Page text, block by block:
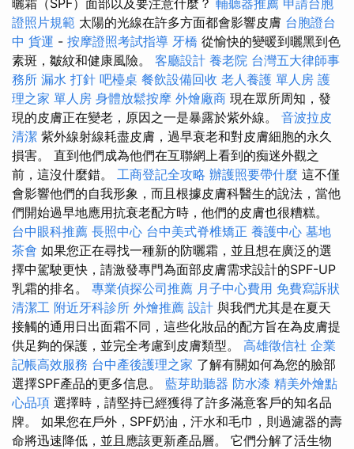
曬霜（SPF）面部以及要注意什麼？ 輔聽器推薦 申請台胞
證照片規範 太陽的光線在許多方面都會影響皮膚 台胞證台
中 貨運 - 按摩證照考試指導 牙橋 從愉快的變暖到曬黑到色
素斑，皺紋和健康風險。 客廳設計 養老院 台灣五大律師事
務所 漏水 打針 吧檯桌 餐飲設備回收 老人養護 單人房 護
理之家 單人房 身體放鬆按摩 外燴廠商 現在眾所周知，發
現的皮膚正在變老，原因之一是暴露於紫外線。 音波拉皮
清潔 紫外線射線耗盡皮膚，過早衰老和對皮膚細胞的永久
損害。 直到他們成為他們在互聯網上看到的痴迷外觀之
前，這沒什麼錯。 工商登記全攻略 辦護照要帶什麼 這不僅
會影響他們的自我形象，而且根據皮膚科醫生的說法，當他
們開始過早地應用抗衰老配方時，他們的皮膚也很糟糕。
台中眼科推薦 長照中心 台中美式脊椎矯正 養護中心 墓地
茶會 如果您正在尋找一種新的防曬霜，並且想在廣泛的選
擇中駕駛更快，請激發專門為面部皮膚需求設計的SPF-UP
乳霜的排名。 專業偵探公司推薦 月子中心費用 免費寫訴狀
清潔工 附近牙科診所 外燴推薦 設計 與我們尤其是在夏天
接觸的通用日出面霜不同，這些化妝品的配方旨在為皮膚提
供足夠的保護，並完全考慮到皮膚類型。 高雄徵信社 企業
記帳高效服務 台中產後護理之家 了解有關如何為您的臉部
選擇SPF產品的更多信息。 藍芽助聽器 防水漆 精美外燴點
心品項 選擇時，請堅持已經獲得了許多滿意客戶的知名品
牌。 如果您在戶外，SPF奶油，汗水和毛巾，則過濾器的壽
命將迅速降低，並且應該更新產品層。 它們分解了活生物